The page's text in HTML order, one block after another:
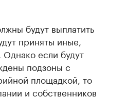
будут выплатить
приняты иные,
если будут
подзоны с
площадкой, то
и собственников